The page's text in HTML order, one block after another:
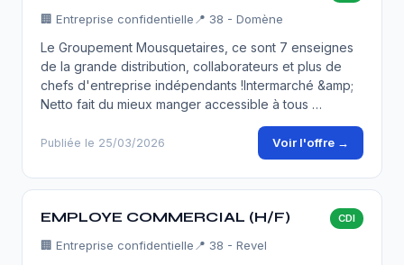
🏢 Entreprise confidentielle 📍 38 - Domène
Le Groupement Mousquetaires, ce sont 7 enseignes
de la grande distribution, collaborateurs et plus de
chefs d'entreprise indépendants !Intermarché &amp;
Netto fait du mieux manger accessible à tous …
Publiée le 25/03/2026 Voir l'offre →
EMPLOYE COMMERCIAL (H/F) CDI
🏢 Entreprise confidentielle 📍 38 - Revel